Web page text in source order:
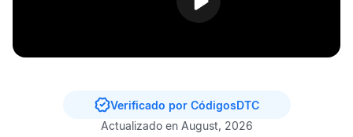
Verificado por CódigosDTC
Actualizado en August, 2026